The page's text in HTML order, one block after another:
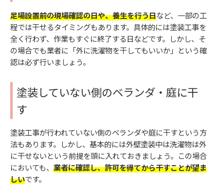
足場設置前の現場確認の日や、養生を行う日など、一部の工
程では干せるタイミングもあります。具体的には塗装工事を
全く行わず、作業もすぐに終了する日などです。しかし、そ
の場合でも業者に「外に洗濯物を干してもいいか」という確
認は必ず行いましょう。
塗装していない側のベランダ・庭に干
す
塗装工事が行われていない側のベランダや庭に干すという方
法もあります。しかし、基本的には外壁塗装中は洗濯物は外
に干せないという前提を頭に入れておきましょう。この場合
においても、 業者に確認し、許可を得てから干すことが望ま
しいです。